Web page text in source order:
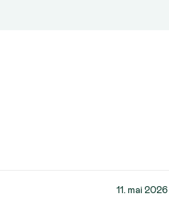
Lagt
11. mai 2026